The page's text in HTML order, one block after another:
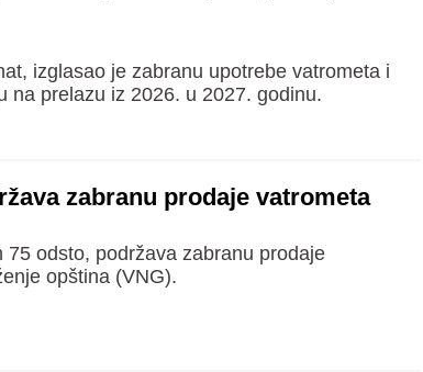
izglasao je zabranu upotrebe vatrometa i
na prelazu iz 2026. u 2027. godinu.
zabranu prodaje vatrometa
odsto, podržava zabranu prodaje
opština (VNG).